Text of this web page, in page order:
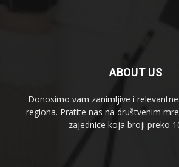
ABOUT US
Donosimo vam zanimljive i
regiona. Pratite nas na društvenim
zajednice koja broji preko